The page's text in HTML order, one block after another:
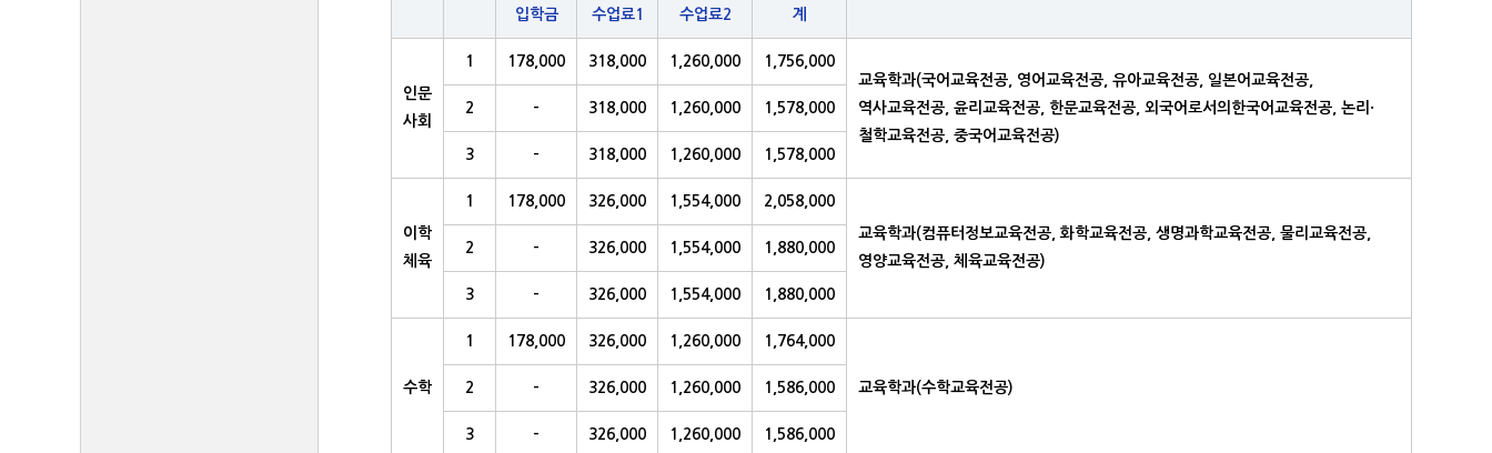
입학금
수업료1 수업료2 계
인문
사회
1 178,000 318,000 1,260,000
1,756,000
교육학과(국어교육전공, 영어교육전공, 유아교육전공, 일본어교육전공,
역사교육전공, 윤리교육전공, 한문교육전공, 외국어로서의한국어교육전공, 논리·
철학교육전공, 중국어교육전공)
2 - 318,000 1,260,000 1,578,000
3 - 318,000 1,260,000 1,578,000
이학
체육
1 178,000 326,000 1,554,000 2,058,000
교육학과(컴퓨터정보교육전공, 화학교육전공, 생명과학교육전공, 물리교육전공,
영양교육전공, 체육교육전공)
2 - 326,000 1,554,000 1,880,000
3 - 326,000 1,554,000 1,880,000
수학
1 178,000 326,000 1,260,000 1,764,000
교육학과(수학교육전공)
2 - 326,000 1,260,000 1,586,000
3 - 326,000 1,260,000 1,586,000